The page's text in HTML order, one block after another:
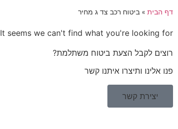
דף הבית » ביטוח רכב צד ג מחיר
It seems we can't find what you're looking for.
רוצים לקבל הצעת ביטוח משתלמת?
פנו אלינו ותיצרו איתנו קשר
יצירת קשר